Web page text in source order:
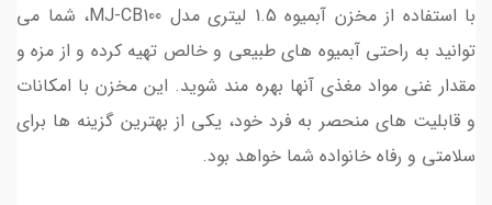
با استفاده از مخزن آبمیوه 1.5 لیتری مدل MJ-CB100، شما می
توانید به راحتی آبمیوه های طبیعی و خالص تهیه کرده و از مزه و
مقدار غنی مواد مغذی آنها بهره مند شوید. این مخزن با امکانات
و قابلیت های منحصر به فرد خود، یکی از بهترین گزینه ها برای
سلامتی و رفاه خانواده شما خواهد بود.